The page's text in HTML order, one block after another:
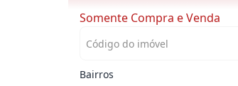
Somente Compra e Venda
Bairros